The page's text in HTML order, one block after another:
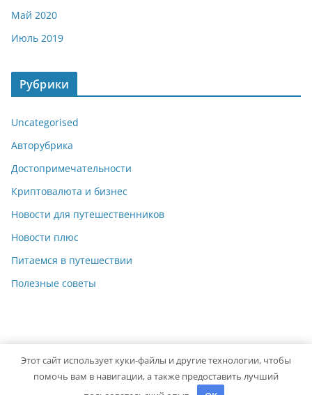
Май 2020
Июль 2019
Рубрики
Uncategorised
Авторубрика
Достопримечательности
Криптовалюта и бизнес
Новости для путешественников
Новости плюс
Питаемся в путешествии
Полезные советы
Copyright © 2026 Travelbox27. Powered byColorMagand
Этот сайт использует куки-файлы и другие технологии, чтобы
помочь вам в навигации, а также предоставить лучший